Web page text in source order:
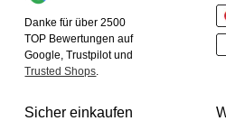
Danke für über 2500
TOP Bewertungen auf
Google, Trustpilot und
Trusted Shops
Sicher einkaufen